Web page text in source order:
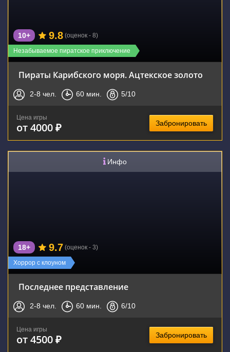
Незабываемое пиратское приключение
10+ 9.8 (оценок - 8)
Пираты Карибского моря. Ацтекское золото
2-8 чел. 60 мин. 5/10
Цена игры
от 4000 ₽ Забронировать
Инфо
Хоррор с клоуном
18+ 9.7 (оценок - 3)
Последнее представление
2-8 чел. 60 мин. 6/10
Цена игры
от 4500 ₽ Забронировать